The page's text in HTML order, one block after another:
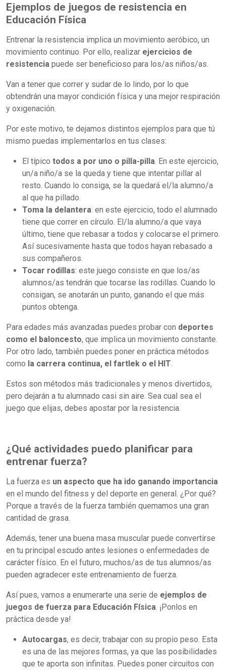
Ejemplos de juegos de resistencia en
Educación Física
Entrenar la resistencia implica un movimiento aeróbico, un
movimiento continuo. Por ello, realizar ejercicios de
resistencia puede ser beneficioso para los/as niños/as.
Van a tener que correr y sudar de lo lindo, por lo que
obtendrán una mayor condición física y una mejor respiración
y oxigenación.
Por este motivo, te dejamos distintos ejemplos para que tú
mismo puedas implementarlos en tus clases:
El típico todos a por uno o pilla-pilla . En este ejercicio,
un/a niño/a se la queda y tiene que intentar pillar al
resto. Cuando lo consiga, se la quedará el/la alumno/a
al que ha pillado.
Toma la delantera: en este ejercicio, todo el alumnado
tiene que correr en círculo. El/la alumno/a que vaya
último, tiene que rebasar a todos y colocarse el primero.
Así sucesivamente hasta que todos hayan rebasado a
sus compañeros.
Tocar rodillas: este juego consiste en que los/as
alumnos/as tendrán que tocarse las rodillas. Cuando lo
consigan, se anotarán un punto, ganando el que más
puntos obtenga.
Para edades más avanzadas puedes probar con deportes
como el baloncesto, que implica un movimiento constante.
Por otro lado, también puedes poner en práctica métodos
como la carrera continua, el fartlek o el HIT
Estos son métodos más tradicionales y menos divertidos,
pero dejarán a tu alumnado casi sin aire. Sea cual sea el
juego que elijas, debes apostar por la resistencia.
¿Qué actividades puedo planificar para
entrenar fuerza?
La fuerza es un aspecto que ha ido ganando importancia
en el mundo del fitness y del deporte en general. ¿Por qué?
Porque a través de la fuerza también quemamos una gran
cantidad de grasa.
Además, tener una buena masa muscular puede convertirse
en tu principal escudo antes lesiones o enfermedades de
carácter físico. En el futuro, muchos/as de tus alumnos/as
pueden agradecer este entrenamiento de fuerza.
Así pues, vamos a enumerarte una serie de ejemplos de
juegos de fuerza para Educación Física . ¡Ponlos en
práctica desde ya!
Autocargas, es decir, trabajar con su propio peso. Esta
es una de las mejores formas, ya que las posibilidades
que te aporta son infinitas. Puedes poner circuitos con